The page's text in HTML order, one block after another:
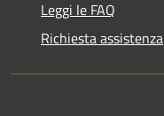
Leggi le FAQ
Richiesta assistenza